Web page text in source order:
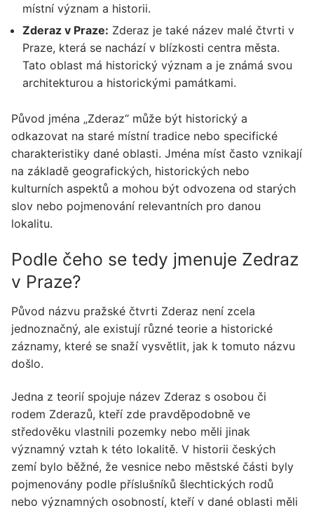
místní význam a historii.
Zderaz v Praze: Zderaz je také název malé čtvrti v
Praze, která se nachází v blízkosti centra města.
Tato oblast má historický význam a je známá svou
architekturou a historickými památkami.
Původ jména „Zderaz“ může být historický a
odkazovat na staré místní tradice nebo specifické
charakteristiky dané oblasti. Jména míst často vznikají
na základě geografických, historických nebo
kulturních aspektů a mohou být odvozena od starých
slov nebo pojmenování relevantních pro danou
lokalitu.
Podle čeho se tedy jmenuje Zedraz
v Praze?
Původ názvu pražské čtvrti Zderaz není zcela
jednoznačný, ale existují různé teorie a historické
záznamy, které se snaží vysvětlit, jak k tomuto názvu
došlo.
Jedna z teorií spojuje název Zderaz s osobou či
rodem Zderazů, kteří zde pravděpodobně ve
středověku vlastnili pozemky nebo měli jinak
významný vztah k této lokalitě. V historii českých
zemí bylo běžné, že vesnice nebo městské části byly
pojmenovány podle příslušníků šlechtických rodů
nebo významných osobností, kteří v dané oblasti měli